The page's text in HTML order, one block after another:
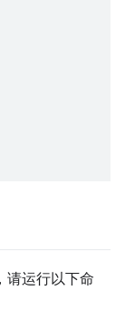
请运行以下命